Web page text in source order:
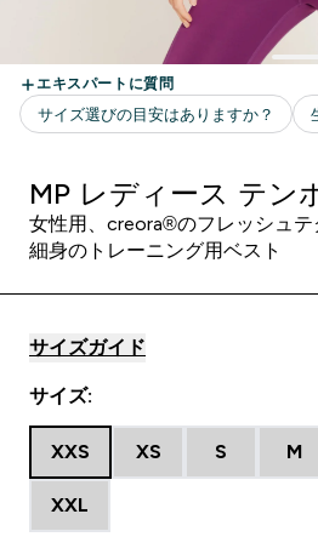
MP レディース テン
女性用、creora®のフレッシュテ
細身のトレーニング用ベスト
サイズガイド
サイズ:
XXS XS S M
XXL